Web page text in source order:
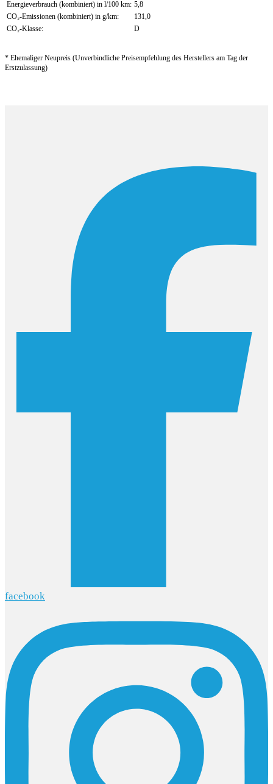
Energieverbrauch (kombiniert) in l/100 km: 5,8
CO₂-Emissionen (kombiniert) in g/km:
131,0
CO₂-Klasse:
D
* Ehemaliger Neupreis (Unverbindliche Preisempfehlung des Herstellers am Tag der
Erstzulassung)
facebook